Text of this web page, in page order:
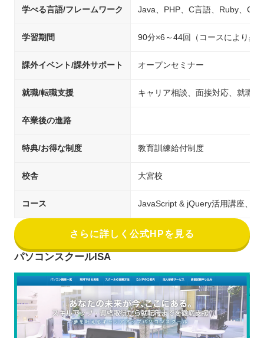
学べる言語/フレームワーク Java、PHP、C言語、Ruby、C#
学習期間 90分×6～44回（コースにより異
課外イベント/課外サポート オープンセミナー
就職/転職支援 キャリア相談、面接対応、就職先
卒業後の進路
特典/お得な制度 教育訓練給付制度
校舎 大宮校
コース JavaScript & jQuery活用講座、
さらに詳しく公式HPを見る
パソコンスクールISA